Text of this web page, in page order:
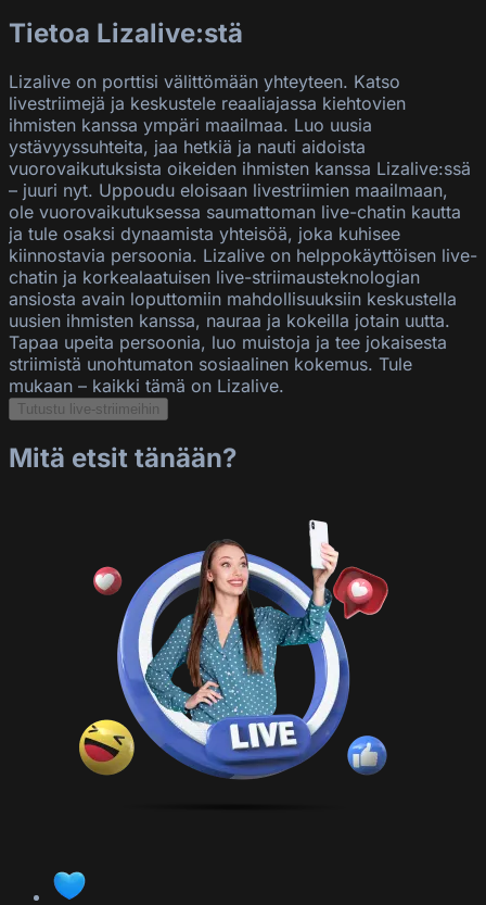
Tietoa Lizalive:stä
Lizalive on porttisi välittömään yhteyteen. Katso
livestriimejä ja keskustele reaaliajassa kiehtovien
ihmisten kanssa ympäri maailmaa. Luo uusia
ystävyyssuhteita, jaa hetkiä ja nauti aidoista
vuorovaikutuksista oikeiden ihmisten kanssa Lizalive:ssä
– juuri nyt. Uppoudu eloisaan livestriimien maailmaan,
ole vuorovaikutuksessa saumattoman live-chatin kautta
ja tule osaksi dynaamista yhteisöä, joka kuhisee
kiinnostavia persoonia. Lizalive on helppokäyttöisen live-
chatin ja korkealaatuisen live-striimausteknologian
ansiosta avain loputtomiin mahdollisuuksiin keskustella
uusien ihmisten kanssa, nauraa ja kokeilla jotain uutta.
Tapaa upeita persoonia, luo muistoja ja tee jokaisesta
striimistä unohtumaton sosiaalinen kokemus. Tule
mukaan – kaikki tämä on Lizalive.
Tutustu live-striimeihin
Mitä etsit tänään?